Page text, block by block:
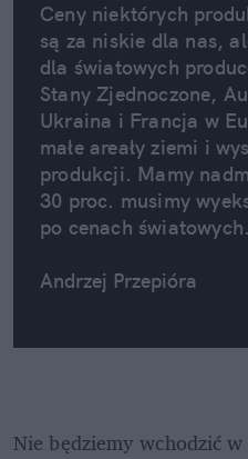
Ceny niektórych
są za niskie dla nas,
dla światowych
Stany Zjednoczone,
Ukraina i Francja w
małe areały ziemi i
produkcji. Mamy
30 proc. musimy
po cenach światowych.
Andrzej Przepióra
Nie będziemy wchodzić w